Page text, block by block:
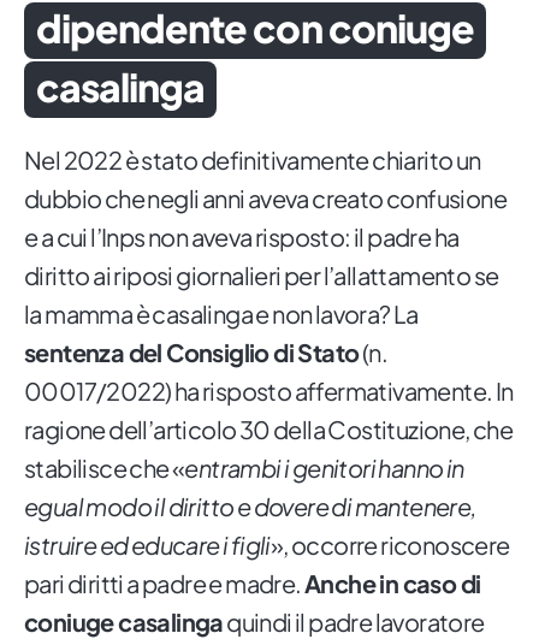
dipendente con coniuge
casalinga
Nel 2022 è stato definitivamente chiarito un
dubbio che negli anni aveva creato confusione
e a cui l’Inps non aveva risposto: il padre ha
diritto ai riposi giornalieri per l’allattamento se
la mamma è casalinga e non lavora? La
sentenza del Consiglio di Stato(n.
00017/2022) ha risposto affermativamente. In
ragione dell’articolo 30 della Costituzione, che
stabilisce che «entrambi i genitori hanno in
egual modo il diritto e dovere di mantenere,
istruire ed educare i figli», occorre riconoscere
pari diritti a padre e madre.Anche in caso di
coniuge casalingaquindi il padre lavoratore